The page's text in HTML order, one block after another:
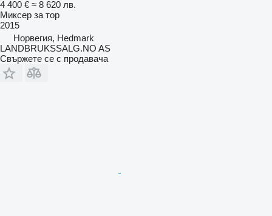
4 400 € ≈ 8 620 лв.
Миксер за тор
2015
Норвегия, Hedmark
LANDBRUKSSALG.NO AS
Свържете се с продавача